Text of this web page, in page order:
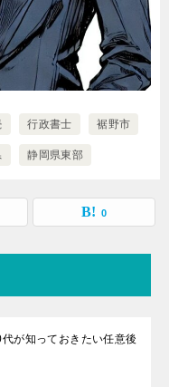
行政書士 裾野市
静岡県東部
0
が知っておきたい任意後